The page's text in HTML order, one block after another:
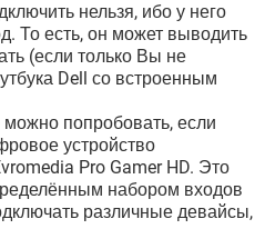
нельзя, ибо у него
То есть, он может выводить
(если только Вы не
Dell со встроенным
попробовать, если
устройство
Pro Gamer HD. Это
набором входов
различные девайсы,